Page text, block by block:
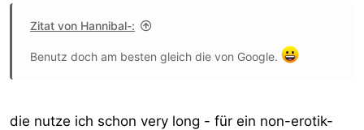
Zitat von Hannibal-:
Benutz doch am besten gleich die von Google.
die nutze ich schon very long - für ein non-erotik-